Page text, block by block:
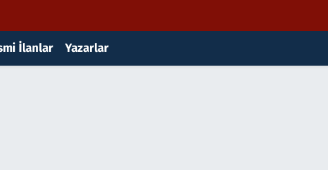
İlanlar Yazarlar